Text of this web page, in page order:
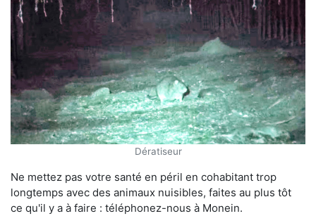
Dératiseur
Ne mettez pas votre santé en péril en cohabitant trop
longtemps avec des animaux nuisibles, faites au plus tôt
ce qu'il y a à faire : téléphonez-nous à Monein.